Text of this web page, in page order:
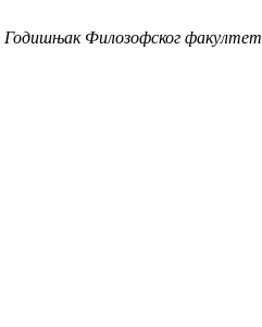
Годишњак Филозофског